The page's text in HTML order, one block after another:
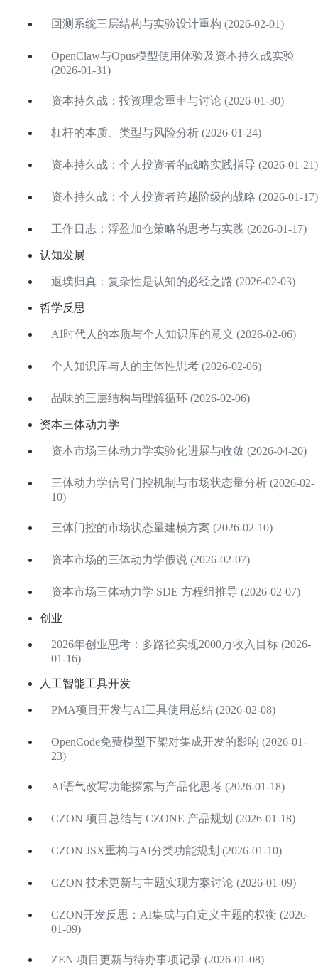
回测系统三层结构与实验设计重构 (2026-02-01)
OpenClaw与Opus模型使用体验及资本持久战实验
(2026-01-31)
资本持久战：投资理念重申与讨论 (2026-01-30)
杠杆的本质、类型与风险分析 (2026-01-24)
资本持久战：个人投资者的战略实践指导 (2026-01-21)
资本持久战：个人投资者跨越阶级的战略 (2026-01-17)
工作日志：浮盈加仓策略的思考与实践 (2026-01-17)
认知发展
返璞归真：复杂性是认知的必经之路 (2026-02-03)
哲学反思
AI时代人的本质与个人知识库的意义 (2026-02-06)
个人知识库与人的主体性思考 (2026-02-06)
品味的三层结构与理解循环 (2026-02-06)
资本三体动力学
资本市场三体动力学实验化进展与收敛 (2026-04-20)
三体动力学信号门控机制与市场状态量分析 (2026-02-
10)
三体门控的市场状态量建模方案 (2026-02-10)
资本市场的三体动力学假说 (2026-02-07)
资本市场三体动力学 SDE 方程组推导 (2026-02-07)
创业
2026年创业思考：多路径实现2000万收入目标 (2026-
01-16)
人工智能工具开发
PMA项目开发与AI工具使用总结 (2026-02-08)
OpenCode免费模型下架对集成开发的影响 (2026-01-
23)
AI语气改写功能探索与产品化思考 (2026-01-18)
CZON 项目总结与 CZONE 产品规划 (2026-01-18)
CZON JSX重构与AI分类功能规划 (2026-01-10)
CZON 技术更新与主题实现方案讨论 (2026-01-09)
CZON开发反思：AI集成与自定义主题的权衡 (2026-
01-09)
ZEN 项目更新与待办事项记录 (2026-01-08)